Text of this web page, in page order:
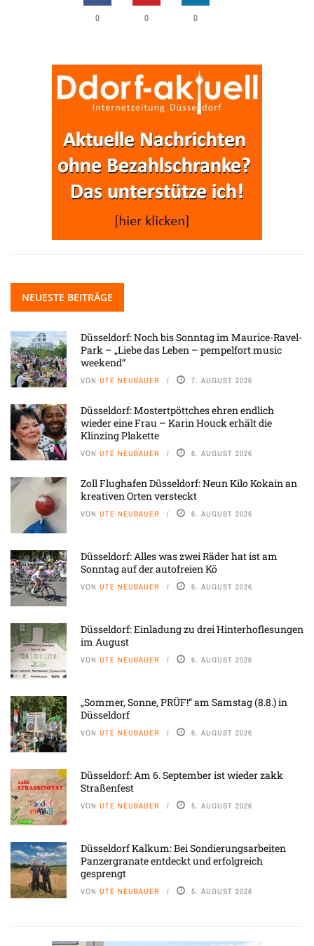
0 0 0
NEUESTE BEITRÄGE
Düsseldorf: Noch bis Sonntag im Maurice-Ravel-
Park – „Liebe das Leben – pempelfort music
weekend“
VON UTE NEUBAUER 7. AUGUST 2026
Düsseldorf: Mostertpöttches ehren endlich
wieder eine Frau – Karin Houck erhält die
Klinzing Plakette
VON UTE NEUBAUER 6. AUGUST 2026
Zoll Flughafen Düsseldorf: Neun Kilo Kokain an
kreativen Orten versteckt
VON UTE NEUBAUER 6. AUGUST 2026
Düsseldorf: Alles was zwei Räder hat ist am
Sonntag auf der autofreien Kö
VON UTE NEUBAUER 6. AUGUST 2026
Düsseldorf: Einladung zu drei Hinterhoflesungen
im August
VON UTE NEUBAUER 6. AUGUST 2026
„Sommer, Sonne, PRÜF!“ am Samstag (8.8.) in
Düsseldorf
VON UTE NEUBAUER 6. AUGUST 2026
Düsseldorf: Am 6. September ist wieder zakk
Straßenfest
VON UTE NEUBAUER 5. AUGUST 2026
Düsseldorf Kalkum: Bei Sondierungsarbeiten
Panzergranate entdeckt und erfolgreich
gesprengt
VON UTE NEUBAUER 5. AUGUST 2026